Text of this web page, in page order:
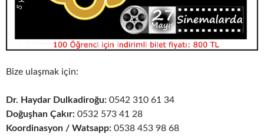
Bize ulaşmak için:
Dr. Haydar Dulkadiroğu: 0542 310 61 34
Doğuşhan Çakır: 0532 573 41 28
Koordinasyon / Watsapp: 0538 453 98 68